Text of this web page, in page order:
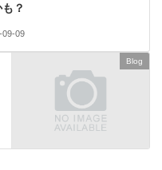
？
09-09
Blog